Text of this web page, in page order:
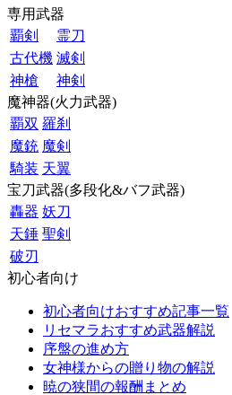
専用武器
覇剣
霊刀
古代機 滅剣
神槍
神剣
魔神器(火力武器)
覇双 羅刹
魔銃 魔剣
騎装 天翼
宝刀武器(多段化&バフ武器)
轟器 妖刀
天錘 聖剣
破刃
初心者向け
初心者向けおすすめ記事一覧
リセマラおすすめ武器解説
序盤の進め方
女神様からの贈り物の解説
暁の狭間の報酬まとめ